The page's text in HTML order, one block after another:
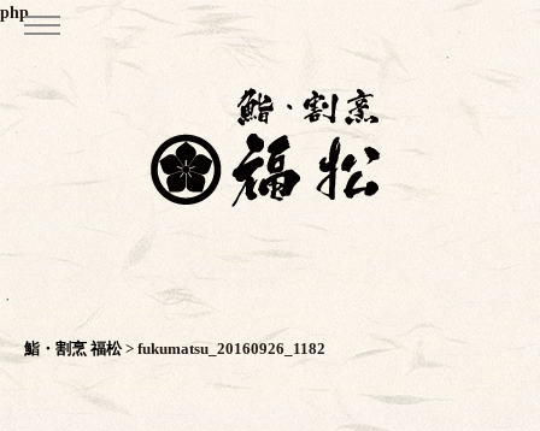
php
鮨・割烹 福松> fukumatsu_20160926_1182